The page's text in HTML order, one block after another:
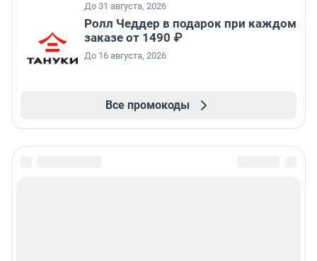
До 31 августа, 2026
Ролл Чеддер в подарок при каждом
заказе от 1490 ₽
До 16 августа, 2026
Все промокоды